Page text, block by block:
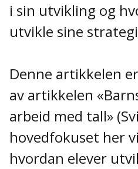
i sin utvikling og
utvikle sine
Denne artikkelen
av artikkelen
arbeid med tall»
hovedfokuset her
hvordan elever